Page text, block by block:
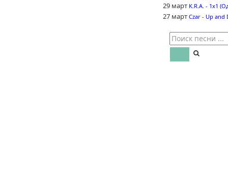
29 март K.R.A. - 1x1
27 март Czar - Up and